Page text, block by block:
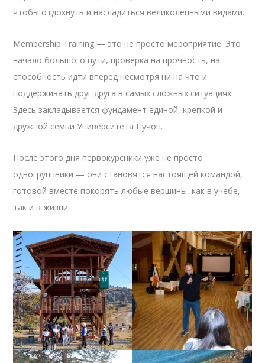
чтобы отдохнуть и насладиться великолепными видами.
Membership Training — это не просто мероприятие. Это
начало большого пути, проверка на прочность, на
способность идти вперёд несмотря ни на что и
поддерживать друг друга в самых сложных ситуациях.
Здесь закладывается фундамент единой, крепкой и
дружной семьи Университета Пучон.
После этого дня первокурсники уже не просто
одногруппники — они становятся настоящей командой,
готовой вместе покорять любые вершины, как в учебе,
так и в жизни.